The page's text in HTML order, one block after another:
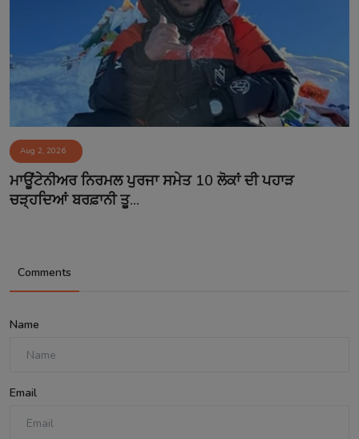
Aug 2, 2026
ਮਾਊਂਟੇਨੀਅਰ ਨਿਰਮਲ ਪੁਰਜਾ ਸਮੇਤ 10 ਲੋਕਾਂ ਦੀ ਪਹਾੜ
ਚੜ੍ਹਦਿਆਂ ਬਰਫ਼ਾਨੀ ਤੂ...
Comments
Name
Email